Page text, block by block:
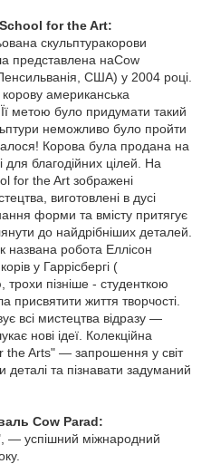
for the Art:
скульптуракорови
представлена наCow
США) у 2004 році.
американська
метою було придумати такий
неможливо було пройти
Корова була продана на
для благодійних цілей. На
for the Art зображені
виготовлені в дусі
форми та вмісту притягує
до найдрібніших деталей.
названа робота Еллісон
у Гаррісбергі (
пізніше - студенткою
життя творчості.
всі мистецтва відразу —
нові ідеї. Колекційна
the Arts" — запрошення у світ
деталі та пізнавати задуманий
Cow Parad:
— успішний міжнародний